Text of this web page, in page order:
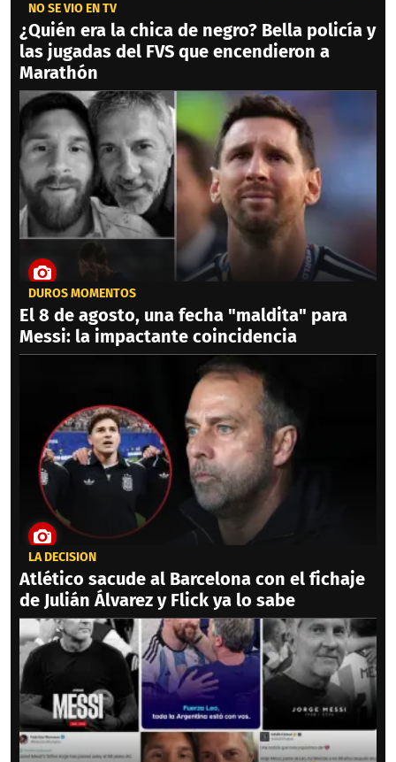
NO SE VIO EN TV
¿Quién era la chica de negro? Bella policía y
las jugadas del FVS que encendieron a
Marathón
DUROS MOMENTOS
El 8 de agosto, una fecha "maldita" para
Messi: la impactante coincidencia
LA DECISIÓN
Atlético sacude al Barcelona con el fichaje
de Julián Álvarez y Flick ya lo sabe